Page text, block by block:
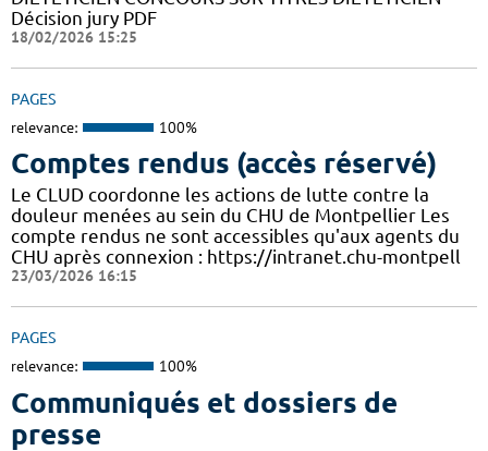
Décision jury PDF
18/02/2026 15:25
PAGES
relevance: 100%
Comptes rendus (accès réservé)
Le CLUD coordonne les actions de lutte contre la
douleur menées au sein du CHU de Montpellier Les
compte rendus ne sont accessibles qu'aux agents du
CHU après connexion : https://intranet.chu-montpell
23/03/2026 16:15
PAGES
relevance: 100%
Communiqués et dossiers de
presse